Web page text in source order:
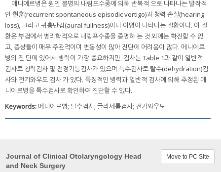
메니에르병은 원인 불명의 내림프수종에 의해 반복적 으로 나타나는 발작적
인 현훈(recurrent spontaneous episodic vertigo)과 청력 손실(hearing
loss), 그리고 귀충만감(aural fullness)이나 이명이 나타나는 질환이다. 이 질
환은 부검에서 병리학적으로 내림프수종을 증명하 는 것 외에는 확진할 수 없
고, 증상들이 매우 주관적이며 변동성이 많아 진단에 어려움이 많다. 메니에르
병의 진 단에 있어서 병력이 가장 중요하지만, 검사는 Table 1과 같이 일반적
검사로 청력검사 및 전정기능검사가 있으며 특수검사로 탈수(dehydration)검
사와 전기와우도 검사 가 있다. 특징적인 병력과 일반적 검사에 의해 추정된 메
니에르병을 특수검사로 확인하여 진단할 수 있다.
Keywords: 메니에르병; 탈수검사; 글리세롤검사; 전기와우도
Journal of Clinical Otolaryngology Head
and Neck Surgery
Move to PC Site